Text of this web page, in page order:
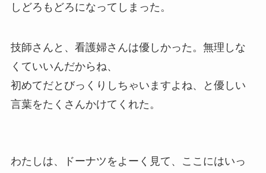
しどろもどろになってしまった。
技師さんと、看護婦さんは優しかった。無理しな
くていいんだからね、
初めてだとびっくりしちゃいますよね、と優しい
言葉をたくさんかけてくれた。
わたしは、ドーナツをよーく見て、ここにはいっ